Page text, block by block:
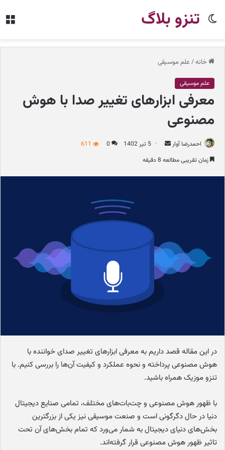
تنزو بلاگ
تغییر
خانه/ علم موسیقی
علم موسیقی
معرفی ابزارهای تغییر صدا با هوش
مصنوعی
احمدرضا آوار
ی
م
ل
5 تیر 1402 0
611
زمان تقریبی مطالعه 8 دقیقه
در این مقاله قصد داریم به معرفی ابزارهای تغییر صدای خواننده با
هوش مصنوعی پرداخته و نحوه عملکرد و کیفیت آن‌ها را بررسی کنیم. با
تنزو موزیک همراه باشید.
با ظهور هوش مصنوعی و چت‌بات‌های مختلف، تمامی صنایع دیجیتال
دنیا در حال دگرگونی است و صنعت موسیقی نیز یکی از بزرگترین
بخش‌های دنیای دیجیتال به شمار می‌ورد که تمام بخش‌های آن تحت
تاثیر ظهور هوش مصنوعی قرار گرفته‌اند.